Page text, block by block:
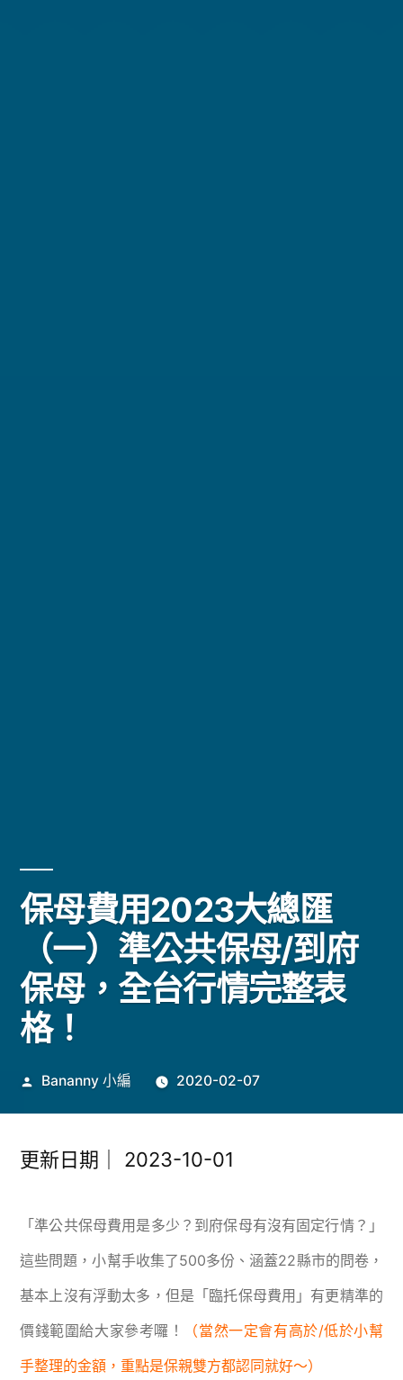
保母費用2023大總匯
（一）準公共保母/到府
保母，全台行情完整表
格！
作
Bananny 小編 2020-02-07
更新日期｜ 2023-10-01
「準公共保母費用是多少？到府保母有沒有固定行情？」
這些問題，小幫手收集了500多份、涵蓋22縣市的問卷，
基本上沒有浮動太多，但是「臨托保母費用」有更精準的
價錢範圍給大家參考囉！
（當然一定會有高於/低於小幫
手整理的金額，重點是保親雙方都認同就好～）